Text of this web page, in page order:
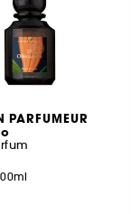
PARFUMEUR